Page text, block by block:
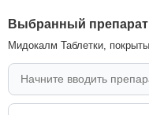
Выбранный препарат
Мидокалм Таблетки,